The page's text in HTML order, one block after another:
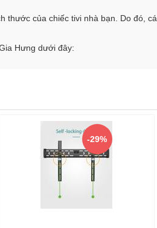
thước của chiếc tivi nhà bạn. Do đó,
Hưng dưới đây:
-29%